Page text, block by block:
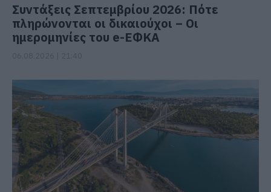
Συντάξεις Σεπτεμβρίου 2026: Πότε
πληρώνονται οι δικαιούχοι – Οι
ημερομηνίες του e-ΕΦΚΑ